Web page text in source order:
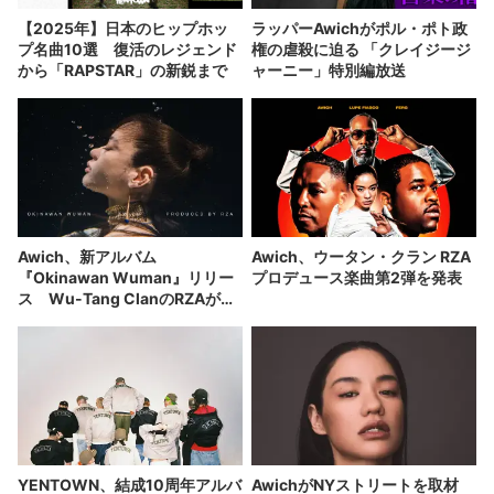
【2025年】日本のヒップホッ
プ名曲10選 復活のレジェンド
から「RAPSTAR」の新鋭まで
ラッパーAwichがポル・ポト政
権の虐殺に迫る 「クレイジージ
ャーニー」特別編放送
Awich、新アルバム
『Okinawan Wuman』リリー
ス Wu-Tang ClanのRZAがプ
Awich、ウータン・クラン RZA
プロデュース楽曲第2弾を発表
YENTOWN、結成10周年アルバ AwichがNYストリートを取材